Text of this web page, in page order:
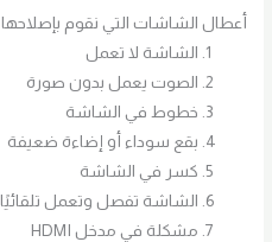
أعطال الشاشات التي نقوم بإصلاحها
الشاشة لا تعمل
الصوت يعمل بدون صورة
خطوط في الشاشة
بقع سوداء أو إضاءة ضعيفة
كسر في الشاشة
الشاشة تفصل وتعمل تلقائيًا
مشكلة في مدخل HDMI